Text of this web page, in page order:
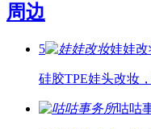
周边
5 娃娃改
硅胶TPE娃头改妆
咕咕